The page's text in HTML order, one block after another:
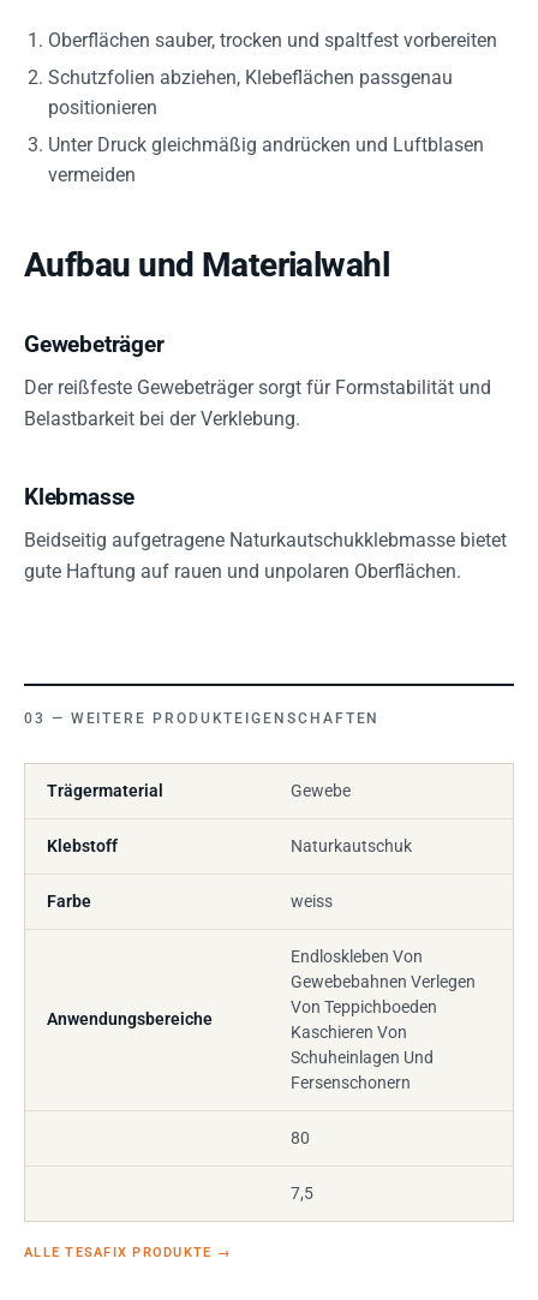
Oberflächen sauber, trocken und spaltfest vorbereiten
Schutzfolien abziehen, Klebeflächen passgenau
positionieren
Unter Druck gleichmäßig andrücken und Luftblasen
vermeiden
Aufbau und Materialwahl
Gewebeträger
Der reißfeste Gewebeträger sorgt für Formstabilität und
Belastbarkeit bei der Verklebung.
Klebmasse
Beidseitig aufgetragene Naturkautschukklebmasse bietet
gute Haftung auf rauen und unpolaren Oberflächen.
WEITERE PRODUKTEIGENSCHAFTEN
Trägermaterial Gewebe
Klebstoff Naturkautschuk
Farbe weiss
Anwendungsbereiche
Endloskleben Von
Gewebebahnen Verlegen
Von Teppichboeden
Kaschieren Von
Schuheinlagen Und
Fersenschonern
80
7,5
ALLE TESAFIX PRODUKTE →